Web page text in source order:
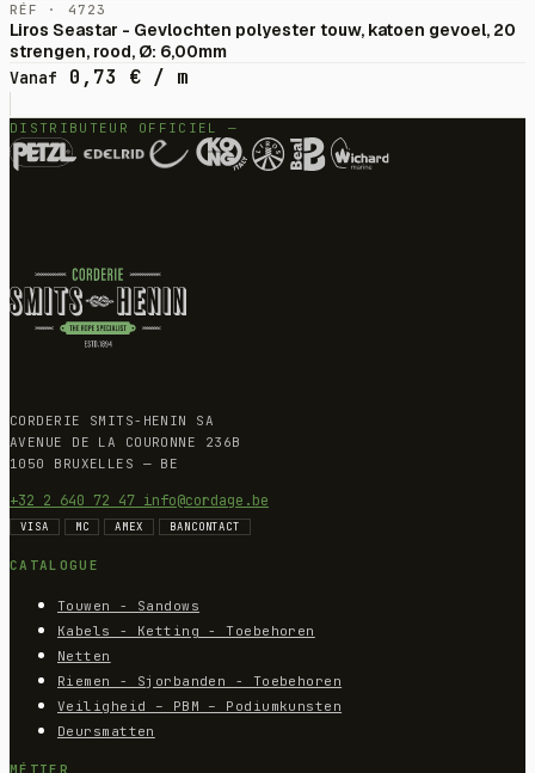
RÉF · 4723
Liros Seastar - Gevlochten polyester touw, katoen gevoel, 20
strengen, rood, Ø: 6,00mm
Vanaf
0,73 € / m
DISTRIBUTEUR OFFICIEL —
CORDERIE SMITS-HENIN SA
AVENUE DE LA COURONNE 236B
1050 BRUXELLES — BE
+32 2 640 72 47 info@cordage.be
VISA MC AMEX BANCONTACT
CATALOGUE
Touwen - Sandows
Kabels - Ketting - Toebehoren
Netten
Riemen - Sjorbanden - Toebehoren
Veiligheid – PBM – Podiumkunsten
Deursmatten